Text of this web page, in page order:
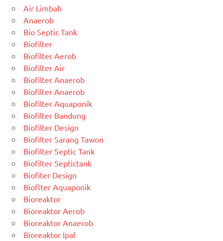
Air Limbah
Anaerob
Bio Septic Tank
Biofilter
Biofilter Aerob
Biofilter Air
Biofilter Anaerob
Biofilter Anaerob
Biofilter Aquaponik
Biofilter Bandung
Biofilter Design
Biofilter Sarang Tawon
Biofilter Septic Tank
Biofilter Septictank
Biofiter Design
Bioflter Aquaponik
Bioreaktor
Bioreaktor Aerob
Bioreaktor Anaerob
Bioreaktor Ipal